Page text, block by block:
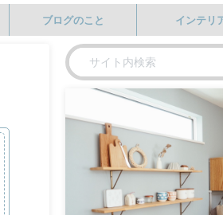
ブログのこと インテリ